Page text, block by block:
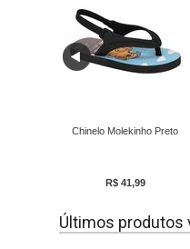
Chinelo Molekinho Preto
R$ 41,99
Últimos produtos